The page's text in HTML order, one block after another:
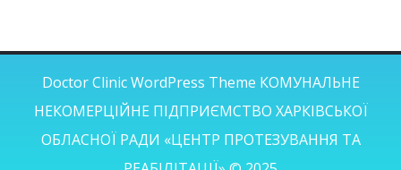
Doctor Clinic WordPress Theme КОМУНАЛЬНЕ
НЕКОМЕРЦІЙНЕ ПІДПРИЄМСТВО ХАРКІВСЬКОЇ
ОБЛАСНОЇ РАДИ «ЦЕНТР ПРОТЕЗУВАННЯ ТА